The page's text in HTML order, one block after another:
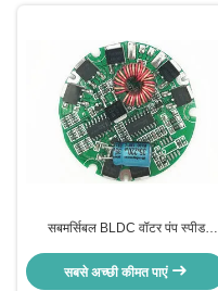
सबमर्सिबल BLDC वॉटर पंप स्पीड
कंट्रोलर
सबसे अच्छी कीमत पाएं